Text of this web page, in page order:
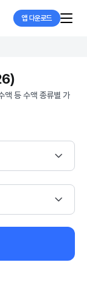
앱 다운로드
액 등 수액 종류별 가